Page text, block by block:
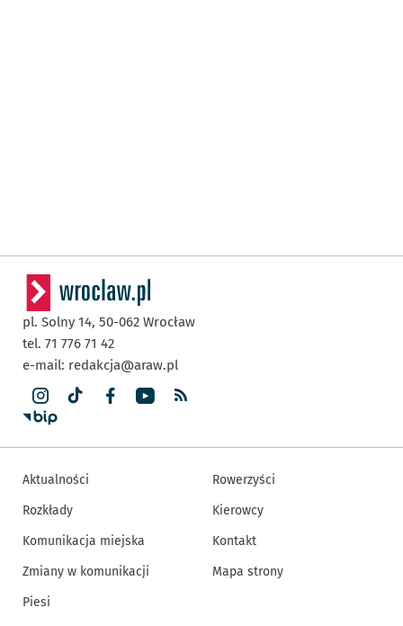
pl. Solny 14, 50-062 Wrocław
tel. 71 776 71 42
e-mail: redakcja@araw.pl
Aktualności
Rozkłady
Komunikacja miejska
Zmiany w komunikacji
Piesi
Rowerzyści
Kierowcy
Kontakt
Mapa strony